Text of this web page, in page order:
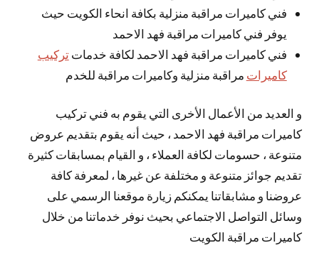
فني كاميرات مراقبة منزلية بكافة انحاء الكويت حيث
يوفر فني كاميرات مراقبة فهد الاحمد
فني كاميرات مراقبة فهد الاحمد لكافة خدماتتركيب
كاميرات مراقبة منزلية وكاميرات مراقبة للخدم
و العديد من الأعمال الأخرى التي يقوم به فني تركيب
كاميرات مراقبة فهد الاحمد ، حيث أنه يقوم بتقديم عروض
متنوعة ، حسومات لكافة العملاء ، و القيام بمسابقات كثيرة
تقديم جوائز متنوعة و مختلفة عن غيرها ، لمعرفة كافة
عروضنا و مشابقاتنا يمكنكم زيارة موقعنا الرسمي على
وسائل التواصل الاجتماعي بحيث نوفر خدماتنا من خلال
كاميرات مراقبة الكويت